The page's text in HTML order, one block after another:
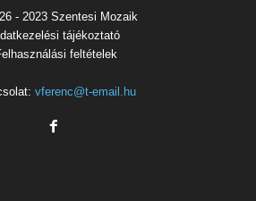
- 2023 Szentesi Mozaik
tájékoztató
feltételek
vferenc@t-email.hu